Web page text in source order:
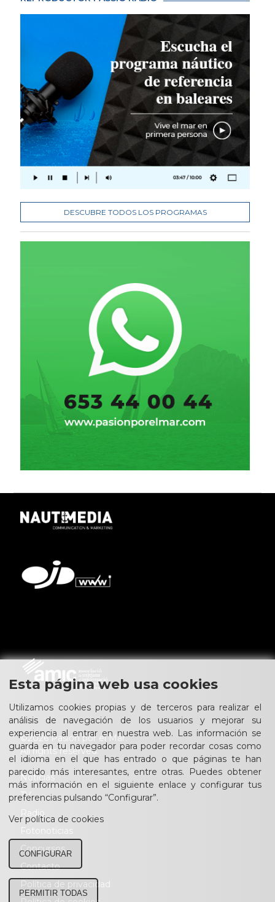
DESCUBRE TODOS LOS PROGRAMAS
©2026 Pasión por el Mar.
All rights reserved.
Noticias
TV
Radio
Fotonoticias
Concursos
Contacto
Política de privacidad
Esta página web usa cookies
Utilizamos cookies propias y de terceros para realizar el
análisis de navegación de los usuarios y mejorar su
experiencia al entrar en nuestra web. Las información se
guarda en tu navegador para poder recordar cosas como
el idioma en el que has entrado o que páginas te han
parecido más interesantes, entre otras. Puedes obtener
más información en el siguiente enlace y configurar tus
preferencias pulsando “Configurar”.
Ver política de cookies
CONFIGURAR
PERMITIR TODAS